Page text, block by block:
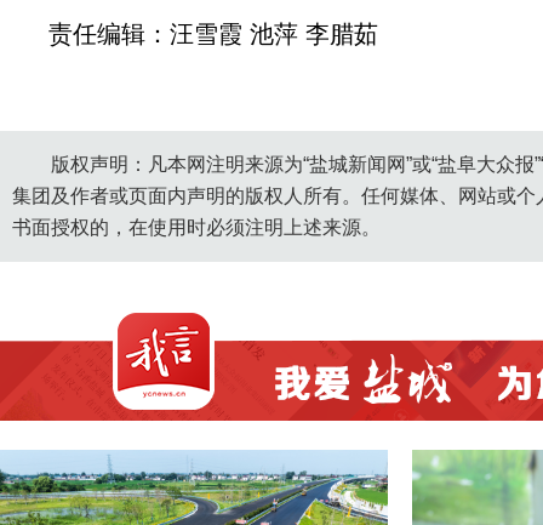
责任编辑：汪雪霞 池萍 李腊茹
版权声明：凡本网注明来源为“盐城新闻网”或“盐阜大众
集团及作者或页面内声明的版权人所有。任何媒体、网站或
书面授权的，在使用时必须注明上述来源。